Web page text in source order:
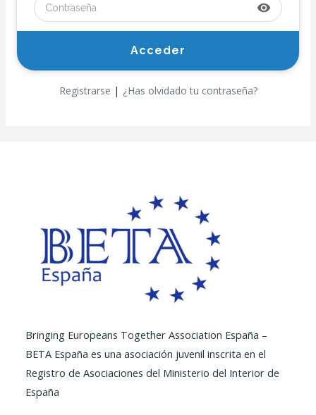
visibility
Registrarse | ¿Has olvidado tu contraseña?
Bringing Europeans Together Association España –
BETA España es una asociación juvenil inscrita en el
Registro de Asociaciones del Ministerio del Interior de
España